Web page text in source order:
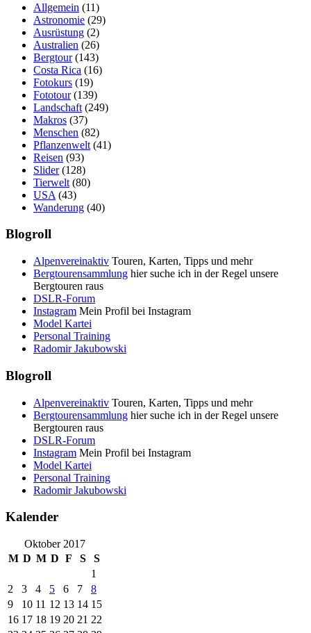
Allgemein (11)
Astronomie (29)
Ausrüstung (2)
Australien (26)
Bergtour(143)
Costa Rica (16)
Fotokurs (19)
Fototour(139)
Landschaft (249)
Makros (37)
Menschen (82)
Pflanzenwelt (41)
Reisen (93)
Slider(128)
Tierwelt (80)
USA (43)
Wanderung (40)
Blogroll
Alpenvereinaktiv Touren, Karten, Tipps und mehr
Bergtourensammlung hier suche ich in der Regel unsere
Bergtouren raus
DSLR-Forum
Instagram Mein Profil bei Instagram
Model Kartei
Personal Training
Radomir Jakubowski
Blogroll
Alpenvereinaktiv Touren, Karten, Tipps und mehr
Bergtourensammlung hier suche ich in der Regel unsere
Bergtouren raus
DSLR-Forum
Instagram Mein Profil bei Instagram
Model Kartei
Personal Training
Radomir Jakubowski
Kalender
Oktober 2017
M D M D F S
S
1
2
3 4 5 6 7
8
9
10 11 12 13 14 15
16 17 18 19 20 21 22